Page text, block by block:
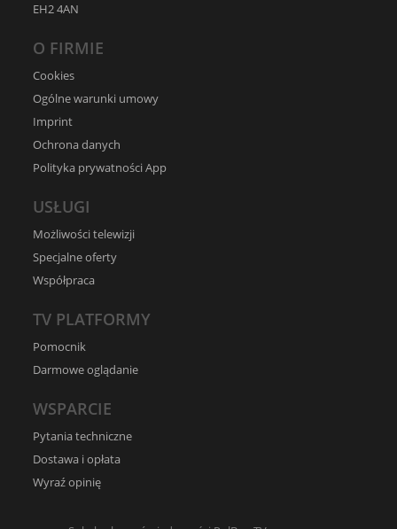
EH2 4AN
O FIRMIE
Cookies
Ogólne warunki umowy
Imprint
Ochrona danych
Polityka prywatności App
USŁUGI
Możliwości telewizji
Specjalne oferty
Współpraca
TV PLATFORMY
Pomocnik
Darmowe oglądanie
WSPARCIE
Pytania techniczne
Dostawa i opłata
Wyraź opinię